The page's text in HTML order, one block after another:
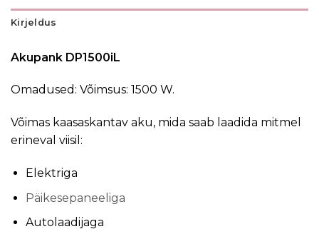
Kirjeldus
Akupank DP1500iL
Omadused: Võimsus: 1500 W.
Võimas kaasaskantav aku, mida saab laadida mitmel
erineval viisil:
Elektriga
Päikesepaneeliga
Autolaadijaga